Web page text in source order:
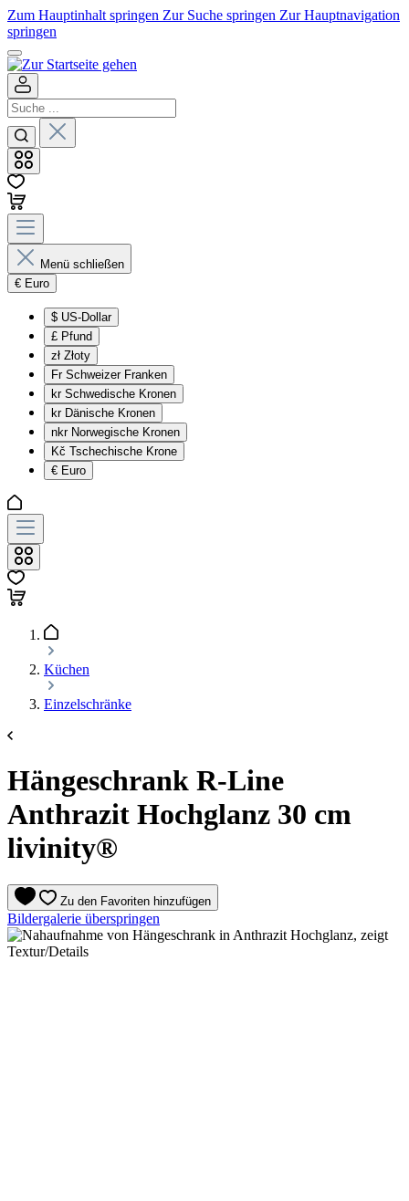
Zum Hauptinhalt springen Zur Suche springen Zur Hauptnavigation
springen
Menü schließen
€ Euro
$ US-Dollar
£ Pfund
zł Złoty
Fr Schweizer Franken
kr Schwedische Kronen
kr Dänische Kronen
nkr Norwegische Kronen
Kč Tschechische Krone
€ Euro
Küchen
Einzelschränke
Hängeschrank R-Line
Anthrazit Hochglanz 30 cm
livinity®
Zu den Favoriten hinzufügen
Bildergalerie überspringen